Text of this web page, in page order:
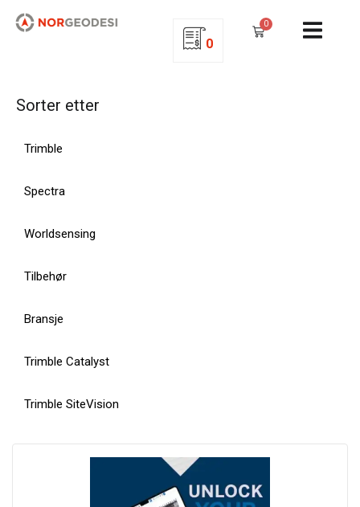
0
0
Sorter etter
Trimble
Spectra
Worldsensing
Tilbehør
Bransje
Trimble Catalyst
Trimble SiteVision